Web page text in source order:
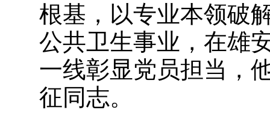
根基，以专业本领破
公共卫生事业，在雄
一线彰显党员担当，
征同志。